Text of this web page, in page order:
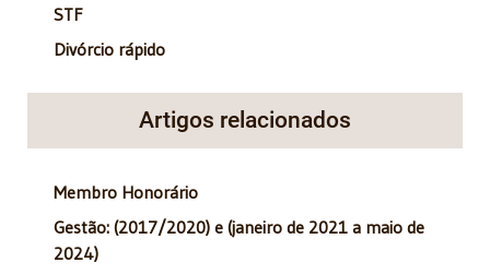
STF
Divórcio rápido
Artigos relacionados
Membro Honorário
Gestão: (2017/2020) e (janeiro de 2021 a maio de
2024)